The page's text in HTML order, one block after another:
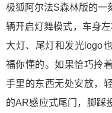
极狐阿尔法S森林版的一
辆开启灯舞模式，车身左
大灯、尾灯和发光logo
福你懂的。如果恰巧拎
手里的东西无处安放，
的AR感应式尾门，脚踩